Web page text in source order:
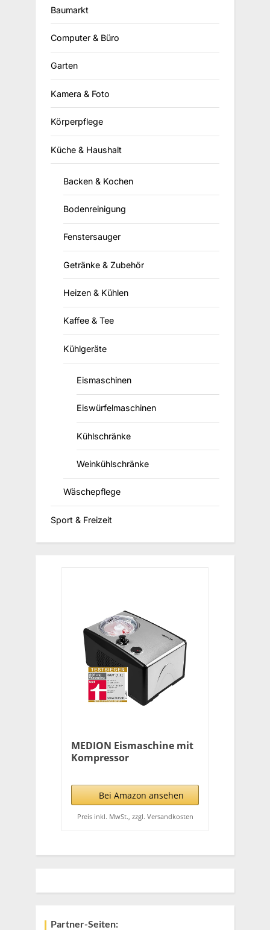
Baumarkt
Computer & Büro
Garten
Kamera & Foto
Körperpflege
Küche & Haushalt
Backen & Kochen
Bodenreinigung
Fenstersauger
Getränke & Zubehör
Heizen & Kühlen
Kaffee & Tee
Kühlgeräte
Eismaschinen
Eiswürfelmaschinen
Kühlschränke
Weinkühlschränke
Wäschepflege
Sport & Freizeit
MEDION Eismaschine mit
Kompressor
Yoghurt Maker,
Joghurtmaschine, 1,5
Liter, 150 Watt, MD 18387)
Bei Amazon ansehen
Preis inkl. MwSt., zzgl. Versandkosten
Partner-Seiten: